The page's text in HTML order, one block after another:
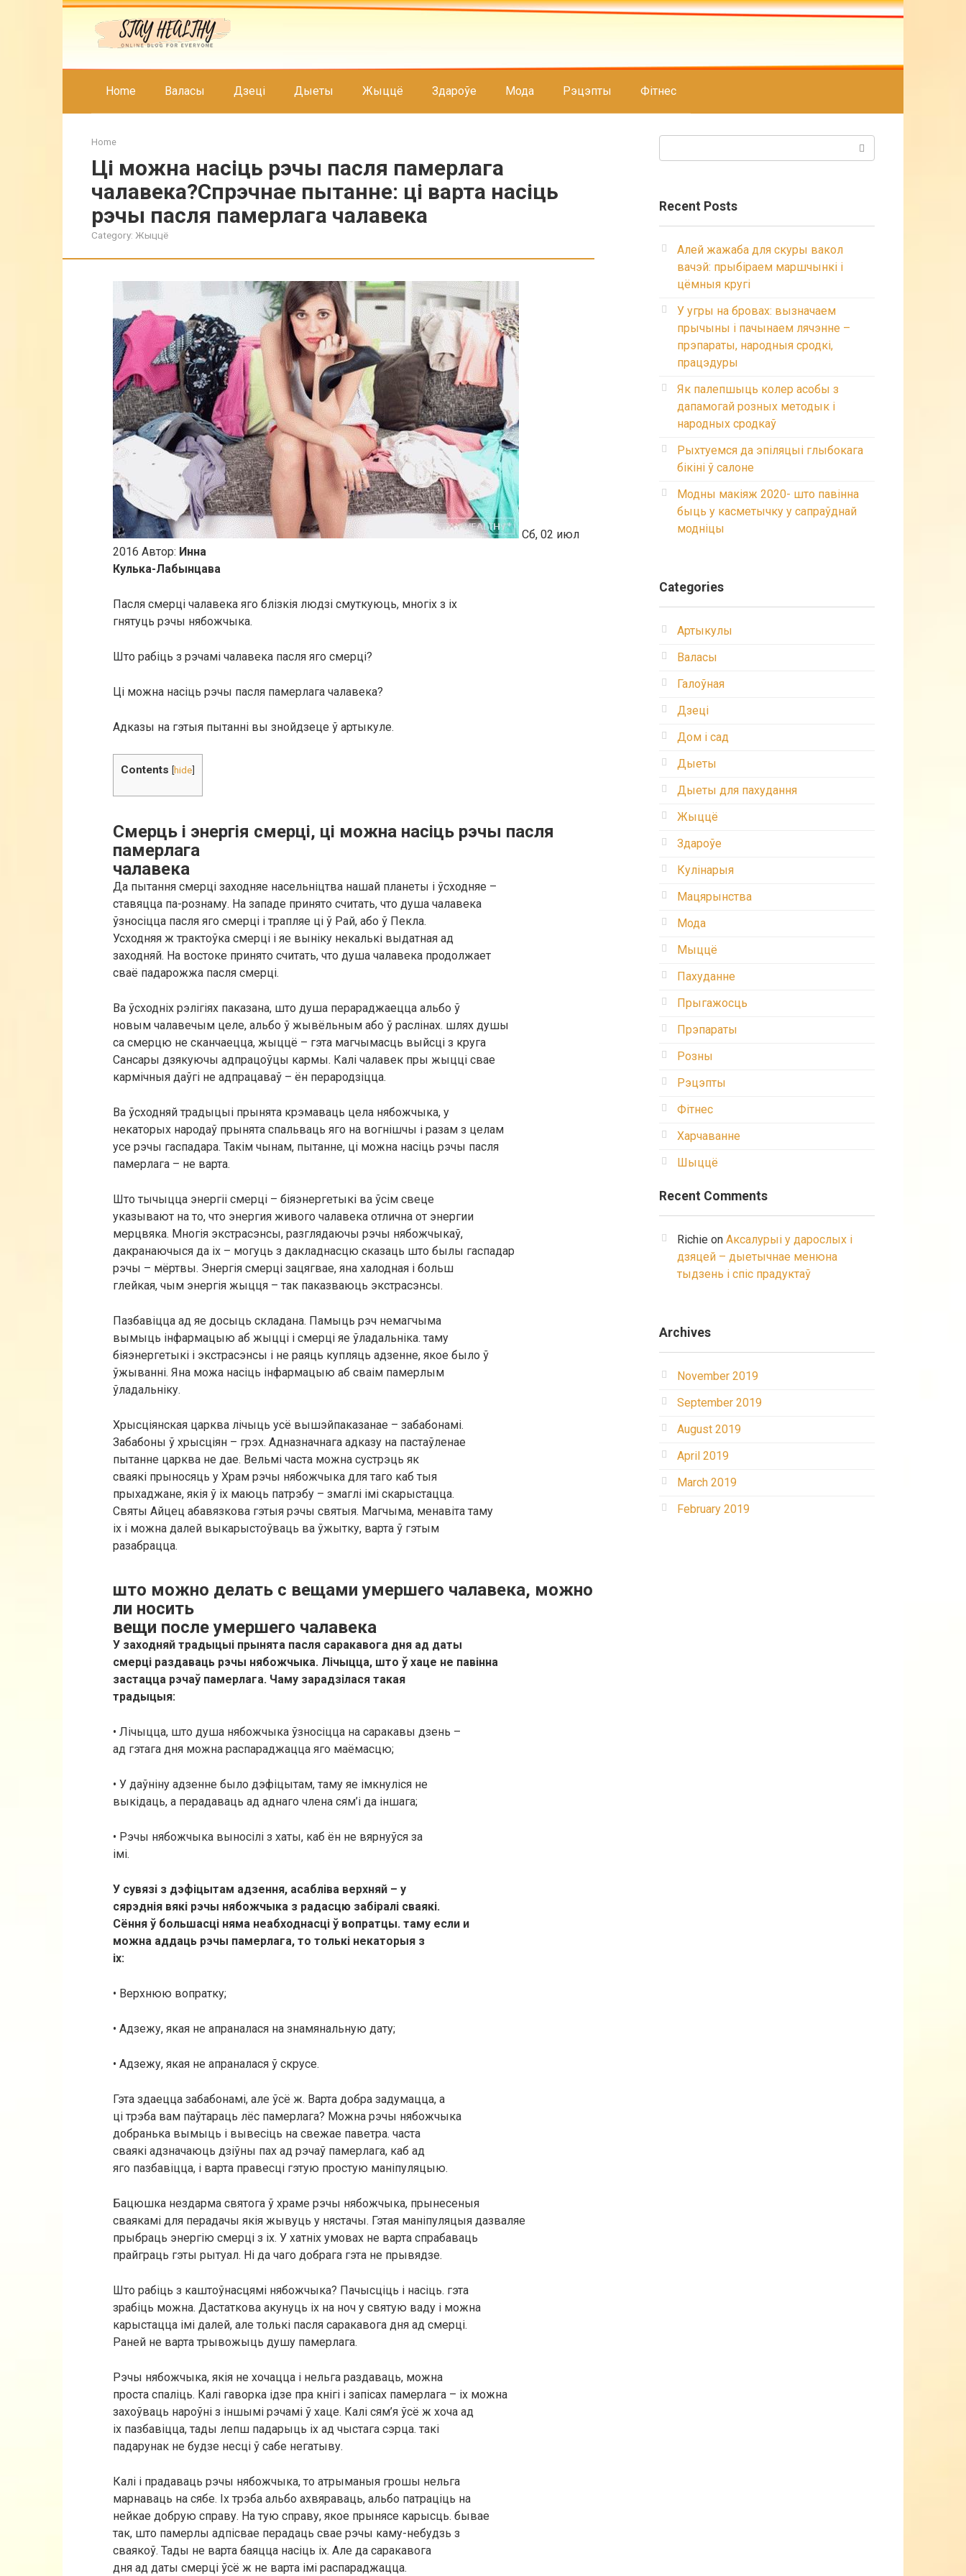
Home Валасы Дзеці Дыеты Жыццё Здароўе Мода Рэцэпты Фітнес
Home
Ці можна насіць рэчы пасля памерлага
чалавека?Спрэчнае пытанне: ці варта насіць
рэчы пасля памерлага чалавека
Category: Жыццё
Сб, 02 июл
2016 Автор: Инна
Кулька-Лабынцава
Пасля смерці чалавека яго блізкія людзі смуткуюць, многіх з іх
гнятуць рэчы нябожчыка.
Што рабіць з рэчамі чалавека пасля яго смерці?
Ці можна насіць рэчы пасля памерлага чалавека?
Адказы на гэтыя пытанні вы знойдзеце ў артыкуле.
Contents [hide]
Смерць і энергія смерці, ці можна насіць рэчы пасля
памерлага
чалавека
Да пытання смерці заходняе насельніцтва нашай планеты і ўсходняе –
ставяцца па-рознаму. На западе принято считать, что душа чалавека
ўзносіцца пасля яго смерці і трапляе ці ў Рай, або ў Пекла.
Усходняя ж трактоўка смерці і яе выніку некалькі выдатная ад
заходняй. На востоке принято считать, что душа чалавека продолжает
сваё падарожжа пасля смерці.
Ва ўсходніх рэлігіях паказана, што душа перараджаецца альбо ў
новым чалавечым целе, альбо ў жывёльным або ў раслінах. шлях душы
са смерцю не сканчаецца, жыццё – гэта магчымасць выйсці з круга
Сансары дзякуючы адпрацоўцы кармы. Калі чалавек пры жыцці свае
кармічныя даўгі не адпрацаваў – ён перародзіцца.
Ва ўсходняй традыцыі прынята крэмаваць цела нябожчыка, у
некаторых народаў прынята спальваць яго на вогнішчы і разам з целам
усе рэчы гаспадара. Такім чынам, пытанне, ці можна насіць рэчы пасля
памерлага – не варта.
Што тычыцца энергіі смерці – біяэнергетыкі ва ўсім свеце
указывают на то, что энергия живого чалавека отлична от энергии
мерцвяка. Многія экстрасэнсы, разглядаючы рэчы нябожчыкаў,
дакранаючыся да іх – могуць з дакладнасцю сказаць што былы гаспадар
рэчы – мёртвы. Энергія смерці зацягвае, яна халодная і больш
глейкая, чым энергія жыцця – так паказваюць экстрасэнсы.
Пазбавіцца ад яе досыць складана. Памыць рэч немагчыма
вымыць інфармацыю аб жыцці і смерці яе ўладальніка. таму
біяэнергетыкі і экстрасэнсы і не раяць купляць адзенне, якое было ў
ўжыванні. Яна можа насіць інфармацыю аб сваім памерлым
ўладальніку.
Хрысціянская царква лічыць усё вышэйпаказанае – забабонамі.
Забабоны ў хрысціян – грэх. Адназначнага адказу на пастаўленае
пытанне царква не дае. Вельмі часта можна сустрэць як
сваякі прыносяць у Храм рэчы нябожчыка для таго каб тыя
прыхаджане, якія ў іх маюць патрэбу – змаглі імі скарыстацца.
Святы Айцец абавязкова гэтыя рэчы святыя. Магчыма, менавіта таму
іх і можна далей выкарыстоўваць ва ўжытку, варта ў гэтым
разабрацца.
што можно делать с вещами умершего чалавека, можно
ли носить
вещи после умершего чалавека
У заходняй традыцыі прынята пасля саракавога дня ад даты
смерці раздаваць рэчы нябожчыка. Лічыцца, што ў хаце не павінна
застацца рэчаў памерлага. Чаму зарадзілася такая
традыцыя:
• Лічыцца, што душа нябожчыка ўзносіцца на саракавы дзень –
ад гэтага дня можна распараджацца яго маёмасцю;
• У даўніну адзенне было дэфіцытам, таму яе імкнуліся не
выкідаць, а перадаваць ад аднаго члена сям’і да іншага;
• Рэчы нябожчыка выносілі з хаты, каб ён не вярнуўся за
імі.
У сувязі з дэфіцытам адзення, асабліва верхняй – у
сярэднія вякі рэчы нябожчыка з радасцю забіралі сваякі.
Сёння ў большасці няма неабходнасці ў вопратцы. таму если и
можна аддаць рэчы памерлага, то толькі некаторыя з
іх:
• Верхнюю вопратку;
• Адзежу, якая не апраналася на знамянальную дату;
• Адзежу, якая не апраналася ў скрусе.
Гэта здаецца забабонамі, але ўсё ж. Варта добра задумацца, а
ці трэба вам паўтараць лёс памерлага? Можна рэчы нябожчыка
добранька вымыць і вывесіць на свежае паветра. часта
сваякі адзначаюць дзіўны пах ад рэчаў памерлага, каб ад
яго пазбавіцца, і варта правесці гэтую простую маніпуляцыю.
Бацюшка нездарма святога ў храме рэчы нябожчыка, прынесеныя
сваякамі для перадачы якія жывуць у нястачы. Гэтая маніпуляцыя дазваляе
прыбраць энергію смерці з іх. У хатніх умовах не варта спрабаваць
прайграць гэты рытуал. Ні да чаго добрага гэта не прывядзе.
Што рабіць з каштоўнасцямі нябожчыка? Пачысціць і насіць. гэта
зрабіць можна. Дастаткова акунуць іх на ноч у святую ваду і можна
карыстацца імі далей, але толькі пасля саракавога дня ад смерці.
Раней не варта трывожыць душу памерлага.
Рэчы нябожчыка, якія не хочацца і нельга раздаваць, можна
проста спаліць. Калі гаворка ідзе пра кнігі і запісах памерлага – іх можна
захоўваць нароўні з іншымі рэчамі ў хаце. Калі сям’я ўсё ж хоча ад
іх пазбавіцца, тады лепш падарыць іх ад чыстага сэрца. такі
падарунак не будзе несці ў сабе негатыву.
Калі і прадаваць рэчы нябожчыка, то атрыманыя грошы нельга
марнаваць на сябе. Іх трэба альбо ахвяраваць, альбо патраціць на
нейкае добрую справу. На тую справу, якое прынясе карысць. бывае
так, што памерлы адпісвае перадаць свае рэчы каму-небудзь з
сваякоў. Тады не варта баяцца насіць іх. Але да саракавога
дня ад даты смерці ўсё ж не варта імі распараджацца.
Recent Posts
Алей жажаба для скуры вакол
вачэй: прыбіраем маршчынкі і
цёмныя кругі
У угры на бровах: вызначаем
прычыны і пачынаем лячэнне –
прэпараты, народныя сродкі,
працэдуры
Як палепшыць колер асобы з
дапамогай розных методык і
народных сродкаў
Рыхтуемся да эпіляцыі глыбокага
бікіні ў салоне
Модны макіяж 2020- што павінна
быць у касметычку у сапраўднай
модніцы
Categories
Артыкулы
Валасы
Галоўная
Дзеці
Дом і сад
Дыеты
Дыеты для пахудання
Жыццё
Здароўе
Кулінарыя
Мацярынства
Мода
Мыццё
Пахуданне
Прыгажосць
Прэпараты
Розны
Рэцэпты
Фітнес
Харчаванне
Шыццё
Recent Comments
Richie on Аксалурыі у дарослых і
дзяцей – дыетычнае менюна
тыдзень і спіс прадуктаў
Archives
November 2019
September 2019
August 2019
April 2019
March 2019
February 2019